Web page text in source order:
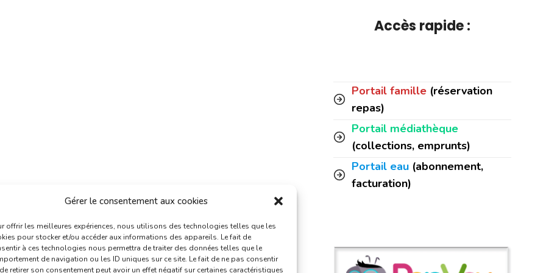
Gérer le consentement aux cookies
offrir les meilleures expériences, nous utilisons des technologies telles que les
pour stocker et/ou accéder aux informations des appareils. Le fait de
à ces technologies nous permettra de traiter des données telles que le
de navigation ou les ID uniques sur ce site. Le fait de ne pas consentir
retirer son consentement peut avoir un effet négatif sur certaines caractéristiques
Accès rapide :
Portail famille (réservation
repas)
Portail médiathèque
(collections, emprunts)
Portail eau (abonnement,
facturation)